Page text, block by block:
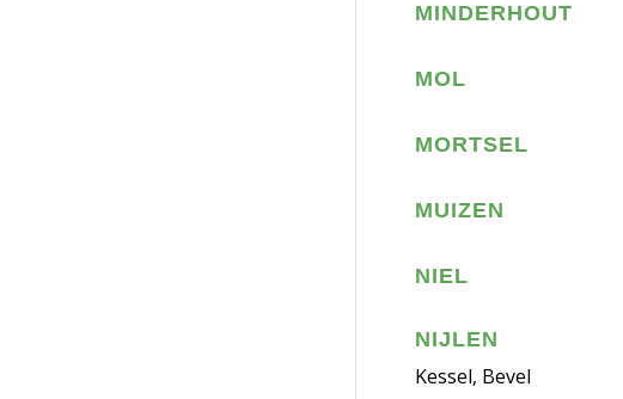
MINDERHOUT
MOL
MORTSEL
MUIZEN
NIEL
NIJLEN
Kessel, Bevel